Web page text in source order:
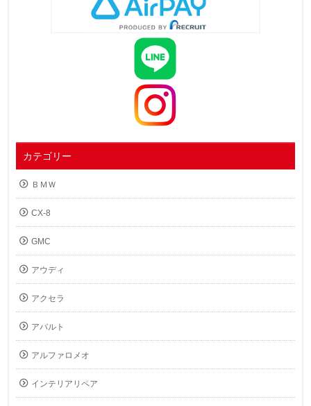
カテゴリー
ＢＭＷ
CX-8
GMC
アウディ
アクセラ
アバルト
アルファロメオ
インテリアリペア